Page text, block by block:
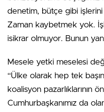
denetim, bütçe gibi işlerini
Zaman kaybetmek yok.
isikrar olmuyor. Bunun
Mesele yetki meselesi
“Ülke olarak hep tek
koalisyon pazarlıklarının
Cumhurbaşkanımız da